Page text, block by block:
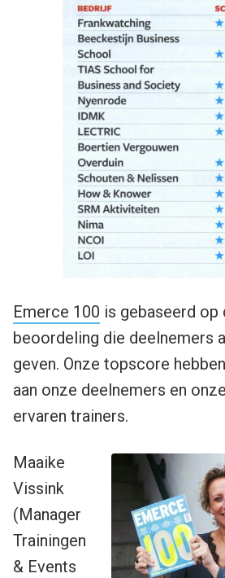
Emerce 100 is gebaseerd op
beoordeling die deelnemers
geven. Onze topscore
aan onze deelnemers en
ervaren trainers.
Maaike
Vissink
(Manager
Trainingen
& Events